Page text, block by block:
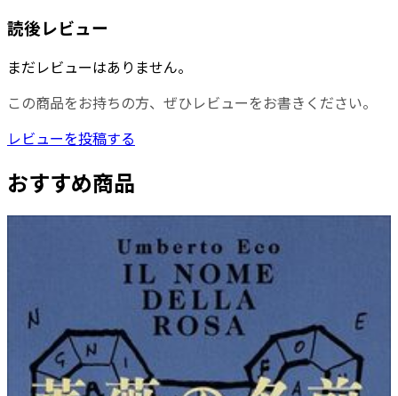
読後レビュー
まだレビューはありません。
この商品をお持ちの方、ぜひレビューをお書きください。
レビューを投稿する
おすすめ商品